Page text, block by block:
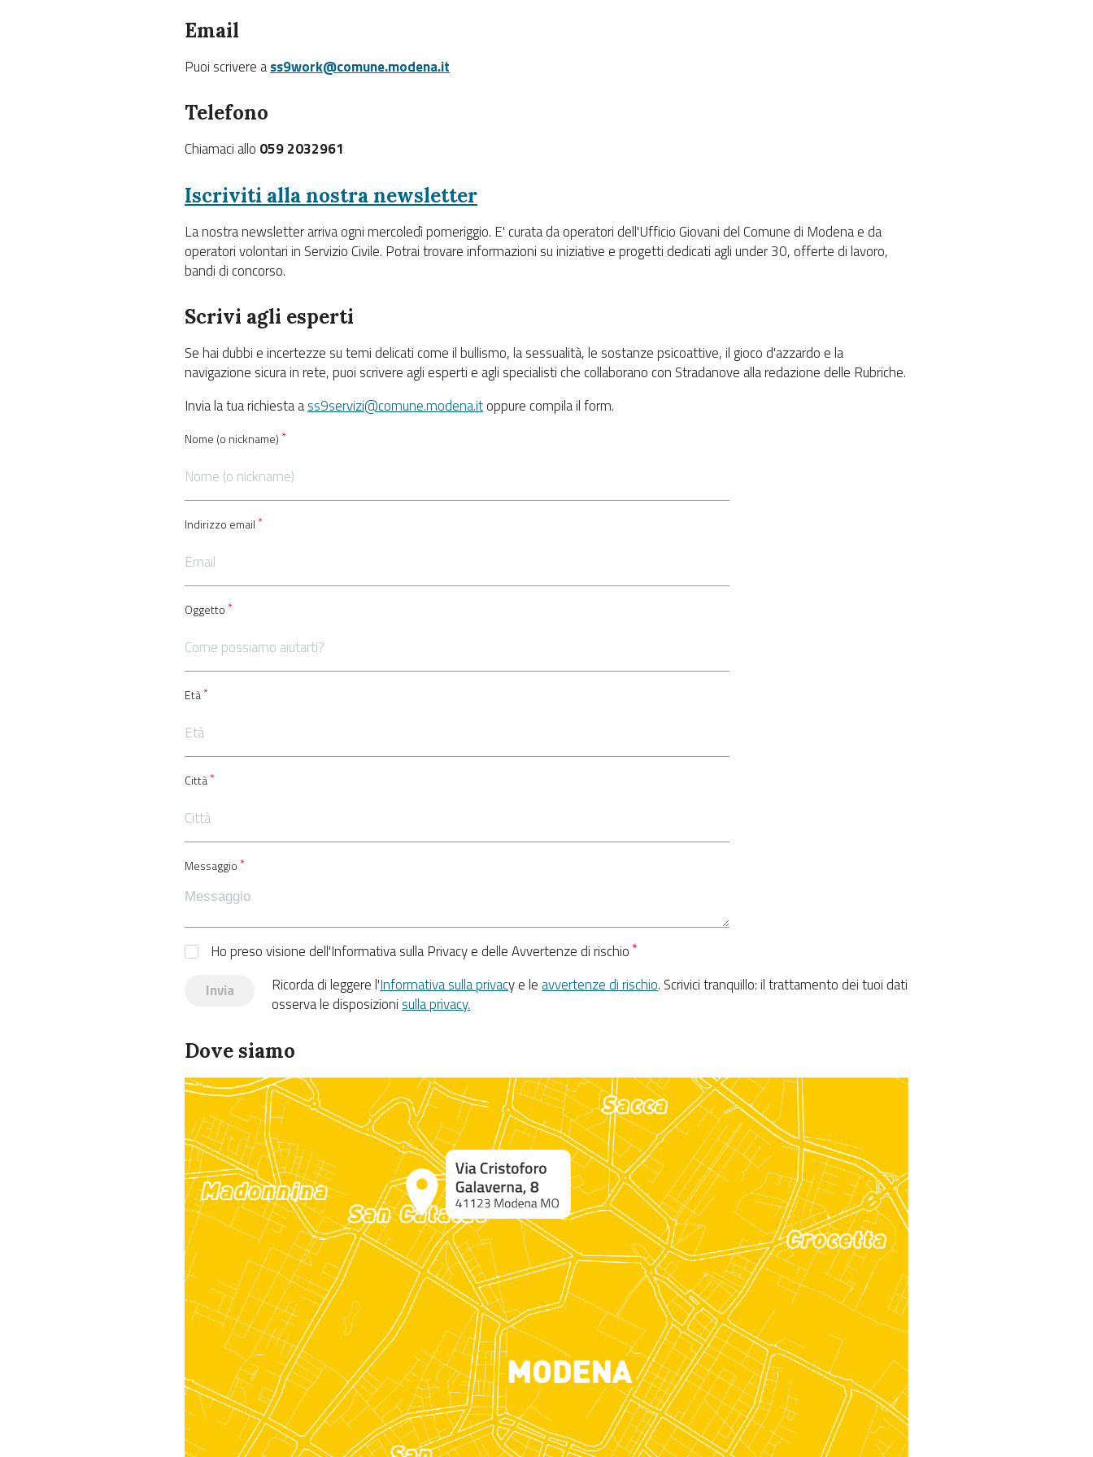
Email
Puoi scrivere ass9work@comune.modena.it
Telefono
Chiamaci allo 059 2032961
Iscriviti alla nostra newsletter
La nostra newsletter arriva ogni mercoledì pomeriggio. E' curata da operatori dell'Ufficio Giovani del Comune di Modena e da
operatori volontari in Servizio Civile. Potrai trovare informazioni su iniziative e progetti dedicati agli under 30, offerte di lavoro,
bandi di concorso.
Scrivi agli esperti
Se hai dubbi e incertezze su temi delicati come il bullismo, la sessualità, le sostanze psicoattive, il gioco d'azzardo e la
navigazione sicura in rete, puoi scrivere agli esperti e agli specialisti che collaborano con Stradanove alla redazione delle Rubriche.
Invia la tua richiesta ass9servizi@comune.modena.itoppure compila il form.
Nome (o nickname)
Indirizzo email
Oggetto
Età
Città
Messaggio
Ho preso visione dell'Informativa sulla Privacy e delle Avvertenze di rischio
Invia
Ricorda di leggere l'Informativa sulla privacy e leavvertenze di rischio. Scrivici tranquillo: il trattamento dei tuoi dati
osserva le disposizionisulla privacy.
Dove siamo